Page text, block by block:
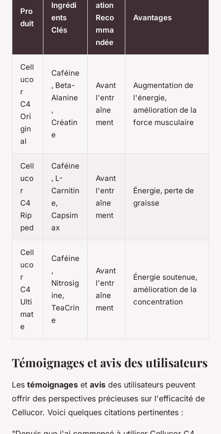
Pro
duit
Ingrédi
ents
Clés
ation
Reco
mma
ndée
Avantages
Cell
uco
r
C4
Ori
gin
al
Caféine
, Beta-
Alanine
,
Créatin
e
Avant
l'entr
aîne
ment
Augmentation de
l'énergie,
amélioration de la
force musculaire
Cell
uco
r
C4
Rip
ped
Caféine
, L-
Carnitin
e,
Capsim
ax
Avant
l'entr
aîne
ment
Énergie, perte de
graisse
Cell
uco
r
C4
Ulti
mat
e
Caféine
,
Nitrosig
ine,
TeaCrin
e
Avant
l'entr
aîne
ment
Énergie soutenue,
amélioration de la
concentration
Témoignages et avis des utilisateurs
Les témoignages et avis des utilisateurs peuvent
offrir des perspectives précieuses sur l'efficacité de
Cellucor. Voici quelques citations pertinentes :